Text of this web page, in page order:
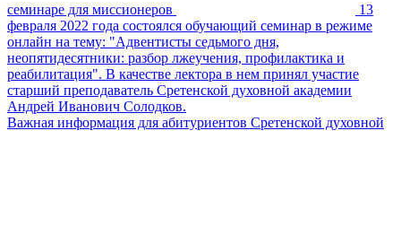
семинаре для миссионеров
13
февраля 2022 года состоялся обучающий семинар в режиме
онлайн на тему: "Адвентисты седьмого дня,
неопятидесятники: разбор лжеучения, профилактика и
реабилитация". В качестве лектора в нем принял участие
старший преподаватель Сретенской духовной академии
Андрей Иванович Солодков.
Важная информация для абитуриентов Сретенской духовной